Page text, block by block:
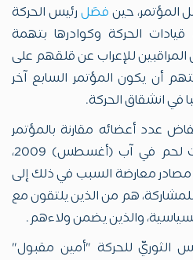
المؤتمر، حين فصَل رئيس الحركة
الحركة وكوادرها بتهمة
المراقبين للإعراب عن قلقهم على
أن يكون المؤتمر السابع آخر
في انشقاق الحركة.
عدد أعضائه مقارنة بالمؤتمر
السادس الذي عقد في بيت لحم في آب (أغسطس) 2009،
معارضة السبب في ذلك إلى
هم من الذين يلتقون مع
والذين يضمن ولاءهم.
الثوريّ للحركة "أمين مقبول"